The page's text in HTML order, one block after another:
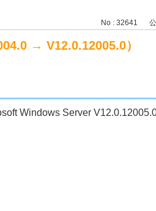
No : 32641
→ V12.0.12005.0）
Windows Server